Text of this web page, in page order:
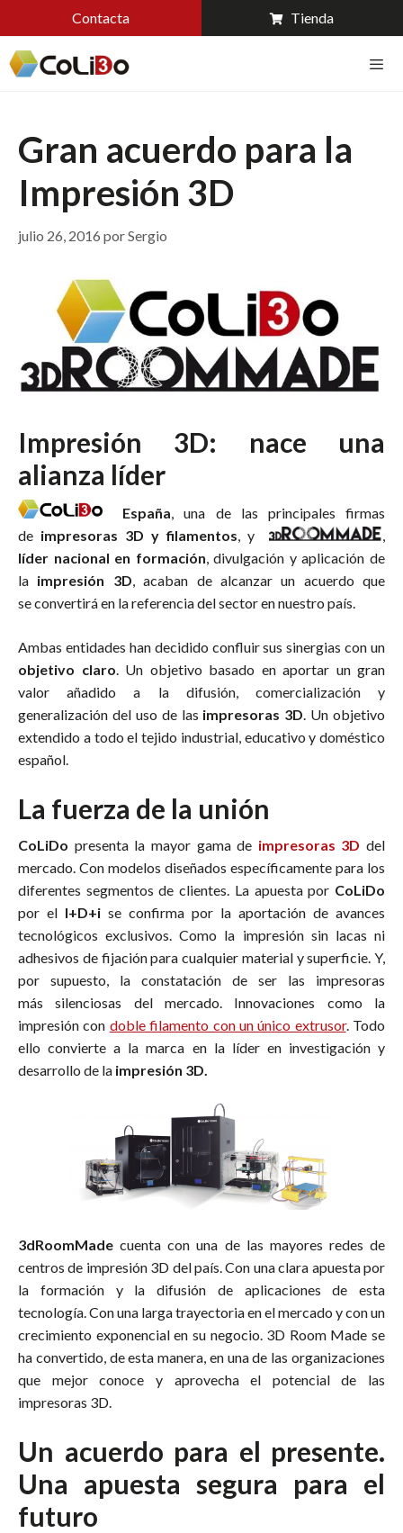
Contacta Tienda
Gran acuerdo para la
Impresión 3D
julio 26, 2016 porSergio
Impresión 3D: nace una
alianza líder
España , una de las principales firmas
de impresoras 3D y filamentos , y
líder nacional en formación , divulgación y aplicación de
la impresión 3D , acaban de alcanzar un acuerdo que
se convertirá en la referencia del sector en nuestro país.
Ambas entidades han decidido confluir sus sinergias con un
objetivo claro . Un objetivo basado en aportar un gran
valor añadido a la difusión, comercialización y
generalización del uso de las impresoras 3D . Un objetivo
extendido a todo el tejido industrial, educativo y doméstico
español.
La fuerza de la unión
CoLiDo presenta la mayor gama de impresoras 3D del
mercado. Con modelos diseñados específicamente para los
diferentes segmentos de clientes. La apuesta por CoLiDo
por el I+D+i se confirma por la aportación de avances
tecnológicos exclusivos. Como la impresión sin lacas ni
adhesivos de fijación para cualquier material y superficie. Y,
por supuesto, la constatación de ser las impresoras
más silenciosas del mercado. Innovaciones como la
impresión con doble filamento con un único extrusor. Todo
ello convierte a la marca en la líder en investigación y
desarrollo de la impresión 3D.
3dRoomMade cuenta con una de las mayores redes de
centros de impresión 3D del país. Con una clara apuesta por
la formación y la difusión de aplicaciones de esta
tecnología. Con una larga trayectoria en el mercado y con un
crecimiento exponencial en su negocio. 3D Room Made se
ha convertido, de esta manera, en una de las organizaciones
que mejor conoce y aprovecha el potencial de las
impresoras 3D.
Un acuerdo para el presente.
Una apuesta segura para el
futuro